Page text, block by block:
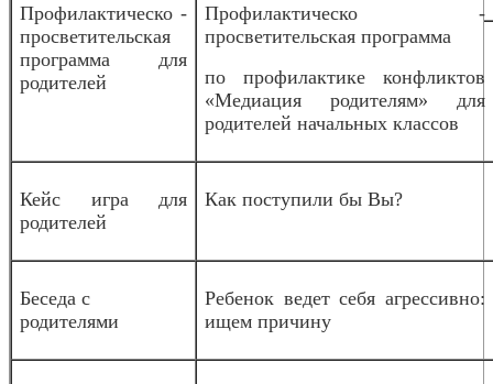
Профилактическо -
просветительская
программа для
родителей
Профилактическо -
просветительская программа
по профилактике конфликтов
«Медиация родителям» для
родителей начальных классов
Кейс игра для
родителей
Как поступили бы Вы?
Беседа с
родителями
Ребенок ведет себя агрессивно:
ищем причину